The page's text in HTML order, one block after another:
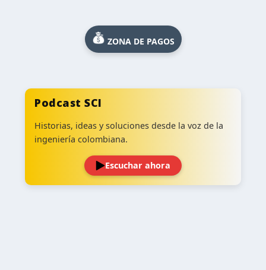
ZONA DE PAGOS
Podcast SCI
Historias, ideas y soluciones desde la voz de la
ingeniería colombiana.
Escuchar ahora